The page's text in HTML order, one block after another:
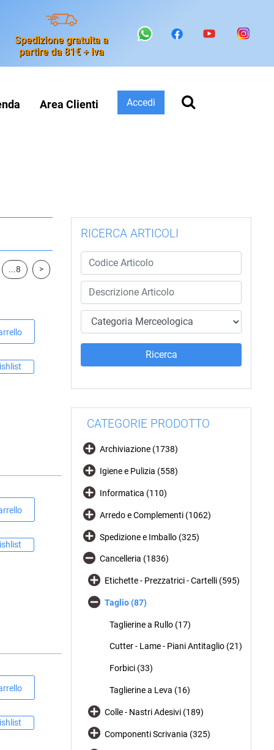
Spedizione gratuita a
partire da 81€ + iva
Area Clienti Accedi
...8 >
RICERCA ARTICOLI
CATEGORIE PRODOTTO
Archiviazione (1738)
Igiene e Pulizia (558)
Informatica (110)
Arredo e Complementi (1062)
Spedizione e Imballo (325)
Cancelleria (1836)
Etichette - Prezzatrici - Cartelli (595)
Taglio (87)
Taglierine a Rullo (17)
Cutter - Lame - Piani Antitaglio (21)
Forbici (33)
Taglierine a Leva (16)
Colle - Nastri Adesivi (189)
Componenti Scrivania (325)